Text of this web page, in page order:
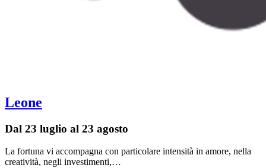
Leone
Dal 23 luglio al 23 agosto
La fortuna vi accompagna con particolare intensità in amore, nella
creatività, negli investimenti,…